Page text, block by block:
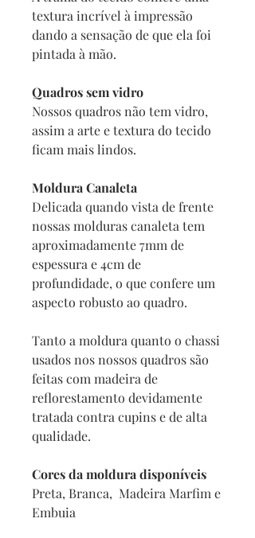
textura incrível à impressão
dando a sensação de que ela foi
pintada à mão.
Quadros sem vidro
Nossos quadros não tem vidro,
assim a arte e textura do tecido
ficam mais lindos.
Moldura Canaleta
Delicada quando vista de frente
nossas molduras canaleta tem
aproximadamente 7mm de
espessura e 4cm de
profundidade, o que confere um
aspecto robusto ao quadro.
Tanto a moldura quanto o chassi
usados nos nossos quadros são
feitas com madeira de
reflorestamento devidamente
tratada contra cupins e de alta
qualidade.
Cores da moldura disponíveis
Preta, Branca, Madeira Marfim e
Embuia